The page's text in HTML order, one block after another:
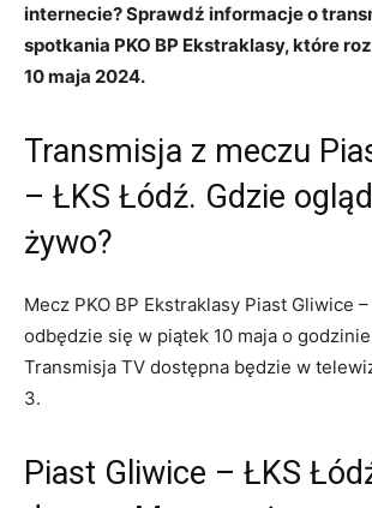
internecie? Sprawdź informacje o
spotkania PKO BP Ekstraklasy, które
10 maja 2024.
Transmisja z meczu
– ŁKS Łódź. Gdzie
żywo?
Mecz PKO BP Ekstraklasy Piast Gliwice
odbędzie się w piątek 10 maja o
Transmisja TV dostępna będzie w
3.
Piast Gliwice – ŁKS